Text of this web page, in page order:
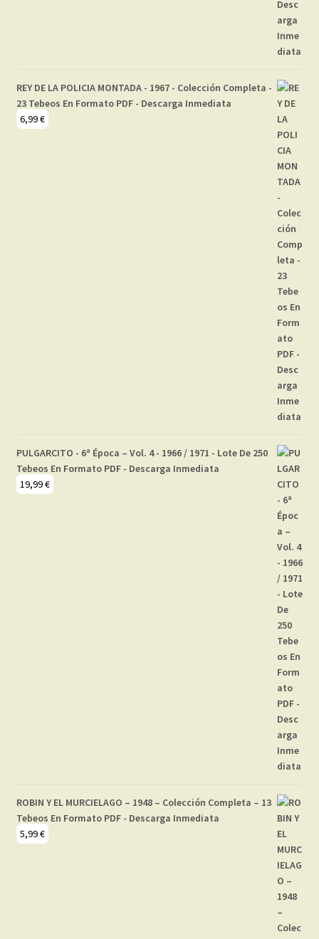
REY DE LA POLICIA MONTADA - 1967 - Colección Completa -
23 Tebeos En Formato PDF - Descarga Inmediata
6,99€
PULGARCITO - 6ª Época – Vol. 4 - 1966 / 1971 - Lote De 250
Tebeos En Formato PDF - Descarga Inmediata
19,99€
ROBIN Y EL MURCIELAGO – 1948 – Colección Completa – 13
Tebeos En Formato PDF - Descarga Inmediata
5,99€